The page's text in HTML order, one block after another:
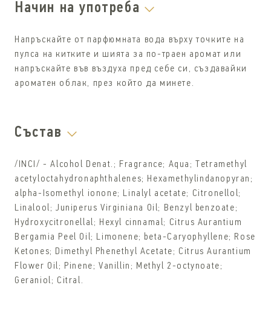
Начин на употреба
Напръскайте от парфюмната вода върху точките на
пулса на китките и шията за по-траен аромат или
напръскайте във въздуха пред себе си, създавайки
ароматен облак, през който да минете.
Състав
/INCI/ - Alcohol Denat.; Fragrance; Aqua; Tetramethyl
acetyloctahydronaphthalenes; Hexamethylindanopyran;
alpha-Isomethyl ionone; Linalyl acetate; Citronellol;
Linalool; Juniperus Virginiana Oil; Benzyl benzoate;
Hydroxycitronellal; Hexyl cinnamal; Citrus Aurantium
Bergamia Peel Oil; Limonene; beta-Caryophyllene; Rose
Ketones; Dimethyl Phenethyl Acetate; Citrus Aurantium
Flower Oil; Pinene; Vanillin; Methyl 2-octynoate;
Geraniol; Citral.